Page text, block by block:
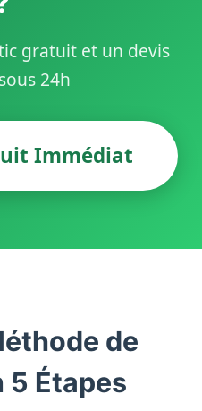
gratuit et un devis
24h
Immédiat
de
5 Étapes